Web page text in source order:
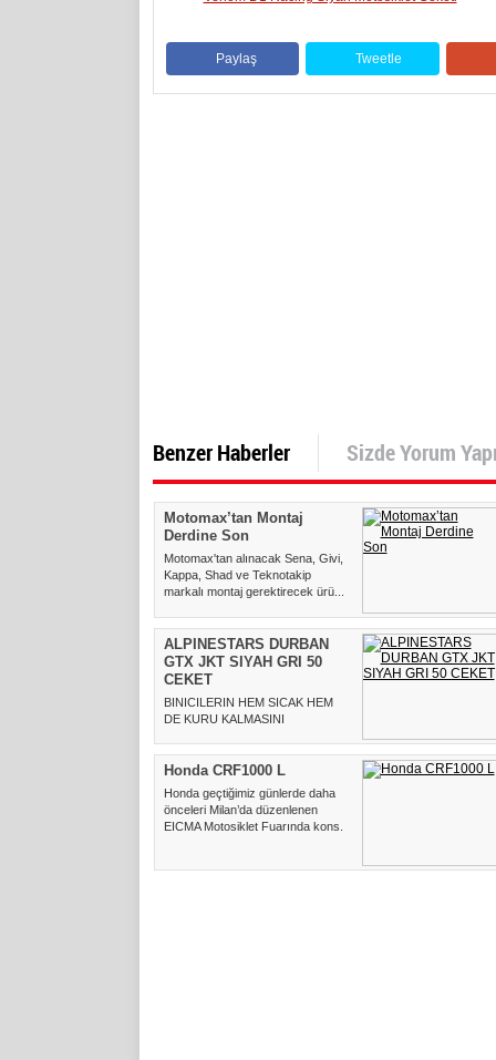
Paylaş Tweetle
Benzer Haberler Sizde Yorum
Motomax’tan Montaj
Derdine Son
Motomax'tan alınacak Sena, Givi,
Kappa, Shad ve Teknotakip
markalı montaj gerektirecek ürü...
ALPINESTARS DURBAN
GTX JKT SIYAH GRI 50
CEKET
BINICILERIN HEM SICAK HEM
DE KURU KALMASINI
POLARITELI CIKARILABILIR G...
Honda CRF1000 L
Honda geçtiğimiz günlerde daha
önceleri Milan’da düzenlenen
EICMA Motosiklet Fuarında kons...